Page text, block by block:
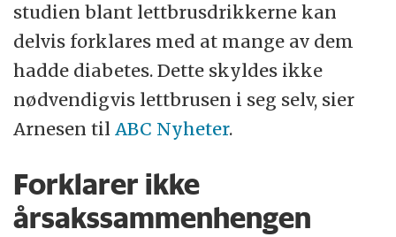
studien blant lettbrusdrikkerne kan
delvis forklares med at mange av dem
hadde diabetes. Dette skyldes ikke
nødvendigvis lettbrusen i seg selv, sier
Arnesen tilABC Nyheter.
Forklarer ikke
årsakssammenhengen